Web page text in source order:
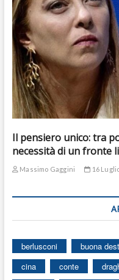
Il pensiero unico: tra
necessità di un fronte
Massimo Gaggini 16
berlusconi buona
cina
conte